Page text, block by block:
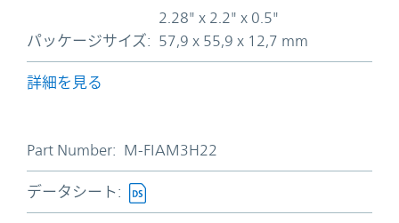
パッケージサイズ:
2.28" x 2.2" x 0.5"
57,9 x 55,9 x 12,7 mm
詳細を見る
Part Number: M-FIAM3H22
データシート: